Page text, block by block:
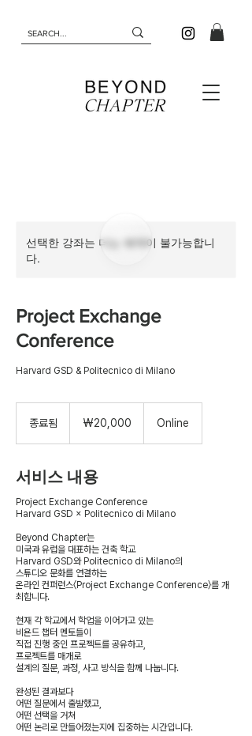
선택한 강좌는 더는 예약이 불가능합니
다.
Project Exchange
Conference
Harvard GSD & Politecnico di Milano
종료됨 ₩20,000 Online
서비스 내용
Project Exchange Conference
Harvard GSD × Politecnico di Milano
Beyond Chapter는
미국과 유럽을 대표하는 건축 학교
Harvard GSD와 Politecnico di Milano의
스튜디오 문화를 연결하는
온라인 컨퍼런스〈Project Exchange Conference〉를 개
최합니다.
현재 각 학교에서 학업을 이어가고 있는
비욘드 챕터 멘토들이
직접 진행 중인 프로젝트를 공유하고,
프로젝트를 매개로
설계의 질문, 과정, 사고 방식을 함께 나눕니다.
완성된 결과보다
어떤 질문에서 출발했고,
어떤 선택을 거쳐
어떤 논리로 만들어졌는지에 집중하는 시간입니다.